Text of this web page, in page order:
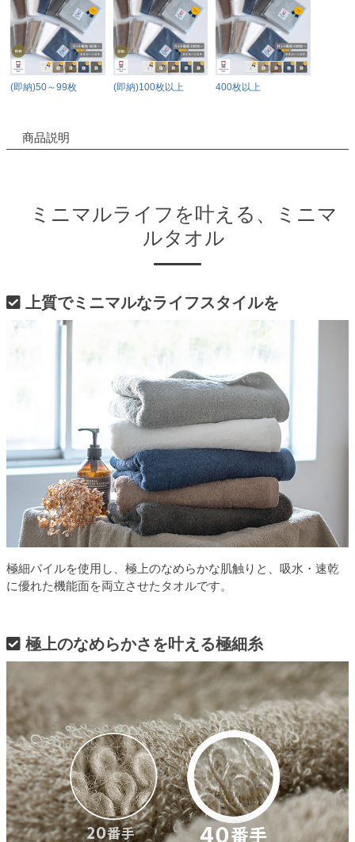
(即納)50～99枚 (即納)100枚以上 400枚以上
商品説明
ミニマルライフを叶える、ミニマ
ルタオル
上質でミニマルなライフスタイルを
極細パイルを使用し、極上のなめらかな肌触りと、吸水・速乾
に優れた機能面を両立させたタオルです。
極上のなめらかさを叶える極細糸